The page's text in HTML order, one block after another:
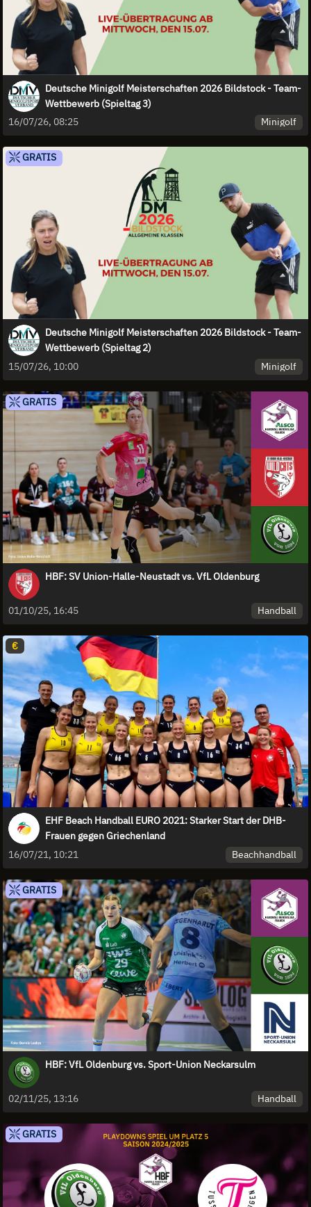
Deutsche Minigolf Meisterschaften 2026 Bildstock - Team-
Wettbewerb (Spieltag 3)
16/07/26, 08:25
Minigolf
GRATIS
Deutsche Minigolf Meisterschaften 2026 Bildstock - Team-
Wettbewerb (Spieltag 2)
15/07/26, 10:00
Minigolf
GRATIS
HBF: SV Union-Halle-Neustadt vs. VfL Oldenburg
01/10/25, 16:45 Handball
€
EHF Beach Handball EURO 2021: Starker Start der DHB-
Frauen gegen Griechenland
16/07/21, 10:21
Beachhandball
GRATIS
HBF: VfL Oldenburg vs. Sport-Union Neckarsulm
02/11/25, 13:16 Handball
GRATIS